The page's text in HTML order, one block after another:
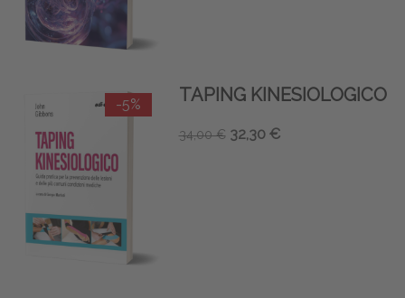
-5% TAPING KINESIOLOGICO
34,00 € 32,30 €